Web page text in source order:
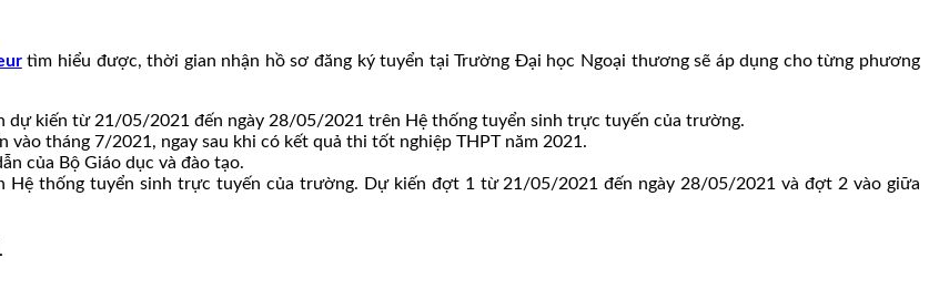
tìm hiểu được, thời gian nhận hồ sơ đăng ký tuyển tại Trường Đại học Ngoại thương sẽ áp dụng cho từng phương
dự kiến từ 21/05/2021 đến ngày 28/05/2021 trên Hệ thống tuyển sinh trực tuyến của trường.
vào tháng 7/2021, ngay sau khi có kết quả thi tốt nghiệp THPT năm 2021.
của Bộ Giáo dục và đào tạo.
thống tuyển sinh trực tuyến của trường. Dự kiến đợt 1 từ 21/05/2021 đến ngày 28/05/2021 và đợt 2 vào giữa